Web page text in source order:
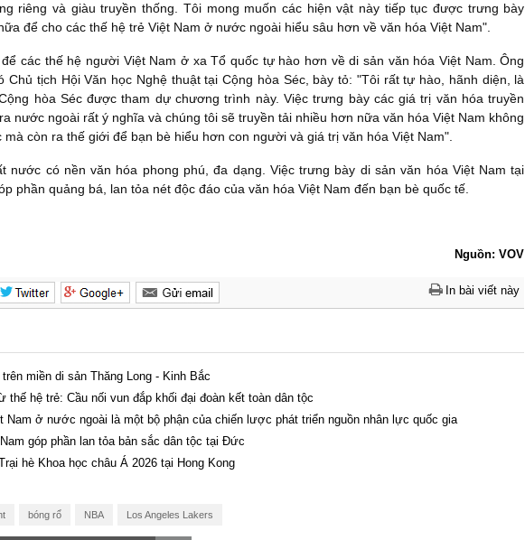
riêng và giàu truyền thống. Tôi mong muốn các hiện vật này tiếp tục được trưng bày
để cho các thế hệ trẻ Việt Nam ở nước ngoài hiểu sâu hơn về văn hóa Việt Nam".
các thế hệ người Việt Nam ở xa Tổ quốc tự hào hơn về di sản văn hóa Việt Nam. Ông
Chủ tịch Hội Văn học Nghệ thuật tại Cộng hòa Séc, bày tỏ: "Tôi rất tự hào, hãnh diện, là
hòa Séc được tham dự chương trình này. Việc trưng bày các giá trị văn hóa truyền
nước ngoài rất ý nghĩa và chúng tôi sẽ truyền tải nhiều hơn nữa văn hóa Việt Nam không
mà còn ra thế giới để bạn bè hiểu hơn con người và giá trị văn hóa Việt Nam".
nước có nền văn hóa phong phú, đa dạng. Việc trưng bày di sản văn hóa Việt Nam tại
phần quảng bá, lan tỏa nét độc đáo của văn hóa Việt Nam đến bạn bè quốc tế.
Nguồn: VOV
In bài viết này
miền di sản Thăng Long - Kinh Bắc
thế hệ trẻ: Cầu nối vun đắp khối đại đoàn kết toàn dân tộc
Nam ở nước ngoài là một bộ phận của chiến lược phát triển nguồn nhân lực quốc gia
góp phần lan tỏa bản sắc dân tộc tại Đức
hè Khoa học châu Á 2026 tại Hong Kong
bóng rổ NBA Los Angeles Lakers